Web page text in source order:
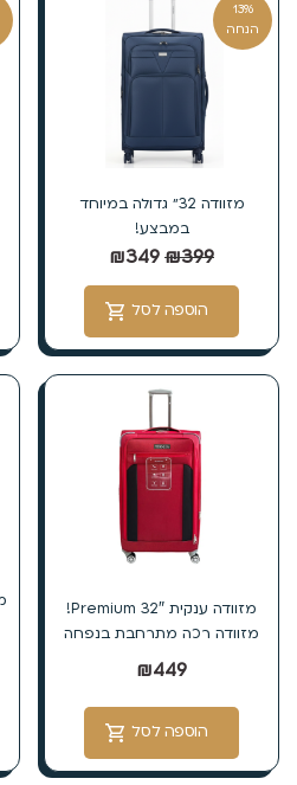
13%
הנחה
מזוודה 32״ גדולה במיוחד
במבצע!
₪399
₪349
הוספה לסל
מזוודה ענקית 32″ Premium!
מזוודה רכה מתרחבת בנפחה
₪449
הוספה לסל